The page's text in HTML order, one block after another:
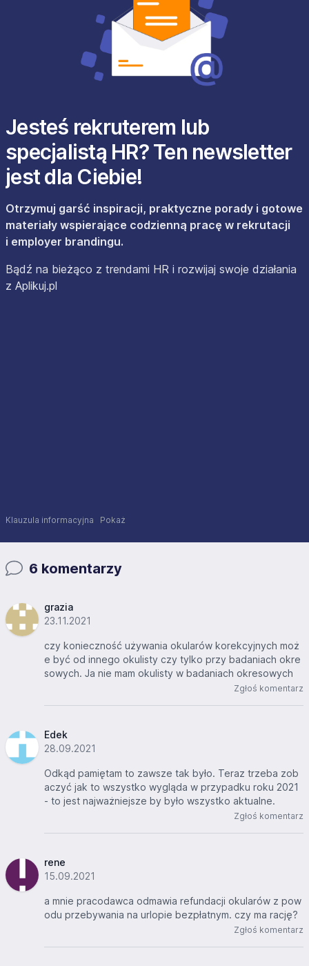
Jesteś rekruterem lub
specjalistą HR? Ten newsletter
jest dla Ciebie!
Otrzymuj garść inspiracji, praktyczne porady i gotowe
materiały wspierające codzienną pracę w rekrutacji
i employer brandingu.
Bądź na bieżąco z trendami HR i rozwijaj swoje działania
z Aplikuj.pl
Klauzula informacyjna Pokaż
6 komentarzy
grazia
23.11.2021
czy konieczność używania okularów korekcyjnych moż
e być od innego okulisty czy tylko przy badaniach okre
sowych. Ja nie mam okulisty w badaniach okresowych
Zgłoś komentarz
Edek
28.09.2021
Odkąd pamiętam to zawsze tak było. Teraz trzeba zob
aczyć jak to wszystko wygląda w przypadku roku 2021
- to jest najważniejsze by było wszystko aktualne.
Zgłoś komentarz
rene
15.09.2021
a mnie pracodawca odmawia refundacji okularów z pow
odu przebywania na urlopie bezpłatnym. czy ma rację?
Zgłoś komentarz